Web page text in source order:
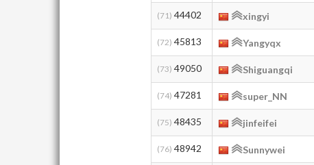
(71) 44402 xingyi
(72) 45813 Yangyqx
(73) 49050 Shiguangqi
(74) 47281 super_NN
(75) 48435 jinfeifei
(76) 48942 Sunnywei